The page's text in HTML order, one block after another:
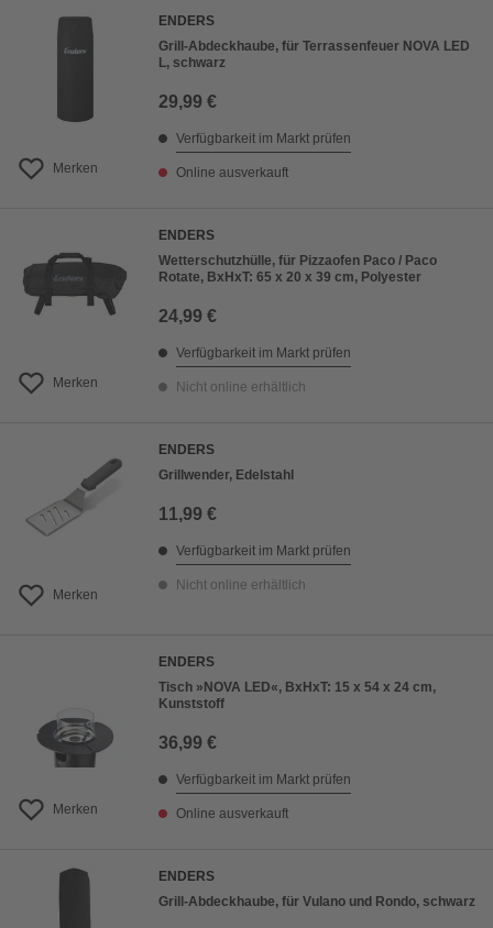
Merken
ENDERS
Grill-Abdeckhaube, für Terrassenfeuer NOVA LED
L, schwarz
29,99 €
Verfügbarkeit im Markt prüfen
Online ausverkauft
Merken
ENDERS
Wetterschutzhülle, für Pizzaofen Paco / Paco
Rotate, BxHxT: 65 x 20 x 39 cm, Polyester
24,99 €
Verfügbarkeit im Markt prüfen
Nicht online erhältlich
Merken
ENDERS
Grillwender, Edelstahl
11,99 €
Verfügbarkeit im Markt prüfen
Nicht online erhältlich
Merken
ENDERS
Tisch »NOVA LED«, BxHxT: 15 x 54 x 24 cm,
Kunststoff
36,99 €
Verfügbarkeit im Markt prüfen
Online ausverkauft
ENDERS
Grill-Abdeckhaube, für Vulano und Rondo, schwarz